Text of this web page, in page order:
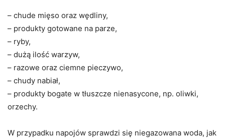
– chude mięso oraz wędliny,
– produkty gotowane na parze,
– ryby,
– dużą ilość warzyw,
– razowe oraz ciemne pieczywo,
– chudy nabiał,
– produkty bogate w tłuszcze nienasycone, np. oliwki,
orzechy.
W przypadku napojów sprawdzi się niegazowana woda, jak